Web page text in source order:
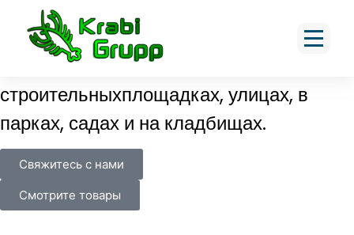
Бетонная конструкция
и садоводческая продукция
Наша продукция используется на
строительныхплощадках, улицах, в
парках, садах и на кладбищах.
Свяжитесь с нами
Смотрите товары